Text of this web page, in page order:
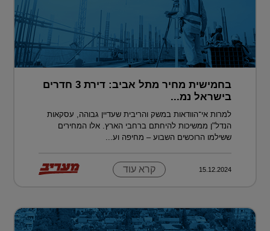
בחמישית מחיר מתל אביב: דירת 3 חדרים
בישראל נמ...
למרות אי־הוודאות במשק והריבית שעדיין גבוהה, עסקאות
הנדל"ן ממשיכות להיחתם ברחבי הארץ. אלו המחירים
ששילמו הרוכשים השבוע – מחיפה וע...
15.12.2024 קרא עוד